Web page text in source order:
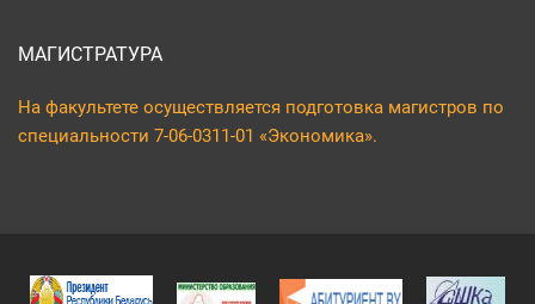
МАГИСТРАТУРА
На факультете осуществляется подготовка магистров по
специальности 7-06-0311-01 «Экономика».